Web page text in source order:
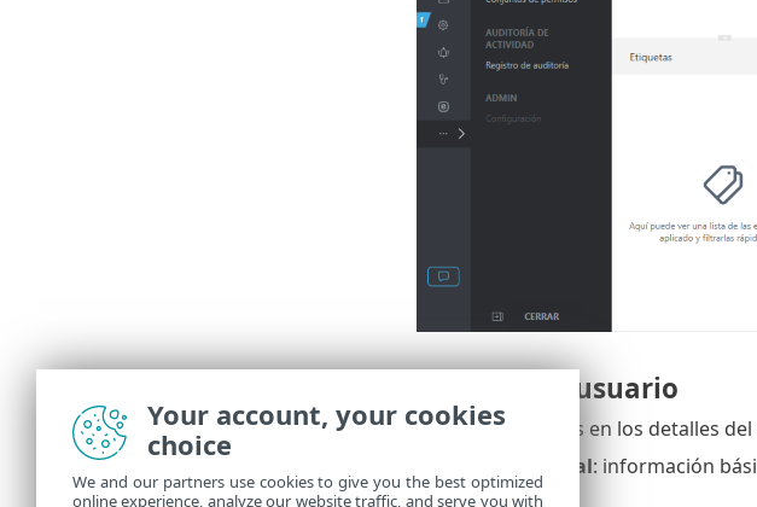
Detalles de usuario
Hay dos secciones en los detalles
Visión general: información
parte inferior.
Your account, your cookies
choice
We and our partners use cookies to give you the best optimized
online experience, analyze our website traffic, and serve you with